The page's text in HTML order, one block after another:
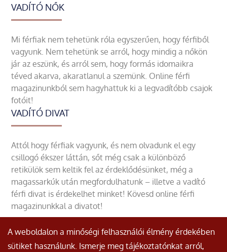
VADÍTÓ NŐK
Mi férfiak nem tehetünk róla egyszerűen, hogy férfiből
vagyunk. Nem tehetünk se arról, hogy mindig a nőkön
jár az eszünk, és arról sem, hogy formás idomaikra
téved akarva, akaratlanul a szemünk. Online férfi
magazinunkból sem hagyhattuk ki a legvadítóbb csajok
fotóit!
VADÍTÓ DIVAT
Attól hogy férfiak vagyunk, és nem olvadunk el egy
csillogó ékszer láttán, sőt még csak a különböző
retikülök sem keltik fel az érdeklődésünket, még a
magassarkúk után megfordulhatunk – illetve a vadító
férfi divat is érdekelhet minket! Kövesd online férfi
magazinunkkal a divatot!
A weboldalon a minőségi felhasználói élmény érdekében
sütiket használunk. Ismerje meg tájékoztatónkat arról,